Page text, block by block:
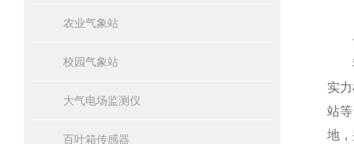
农业气象站
校园气象站
大气电场监测仪
百叶箱传感器
我
实
站
地